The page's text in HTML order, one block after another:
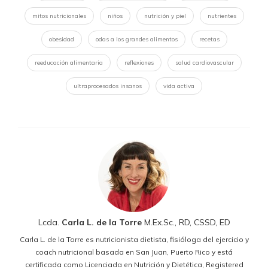
mitos nutricionales niños nutrición y piel nutrientes
obesidad odas a los grandes alimentos recetas
reeducación alimentaria reflexiones salud cardiovascular
ultraprocesados insanos vida activa
Lcda. Carla L. de la TorreM.Ex.Sc., RD, CSSD, ED
Carla L. de la Torre es nutricionista dietista, fisióloga del ejercicio y
coach nutricional basada en San Juan, Puerto Rico y está
certificada como Licenciada en Nutrición y Dietética, Registered